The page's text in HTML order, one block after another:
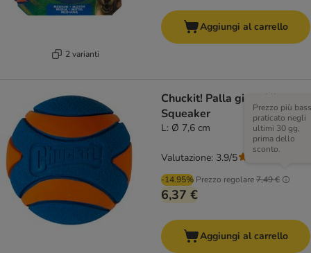
2 varianti
Aggiungi al carrello
Chuckit! Palla gioco Ultra
Squeaker
L: Ø 7,6 cm
-14.95% Prezzo regolare7,49 €
Prezzo più
praticato negli
ultimi 30 gg,
prima dello
sconto.
6,37 €
Valutazione: 3.9/5
Aggiungi al carrello